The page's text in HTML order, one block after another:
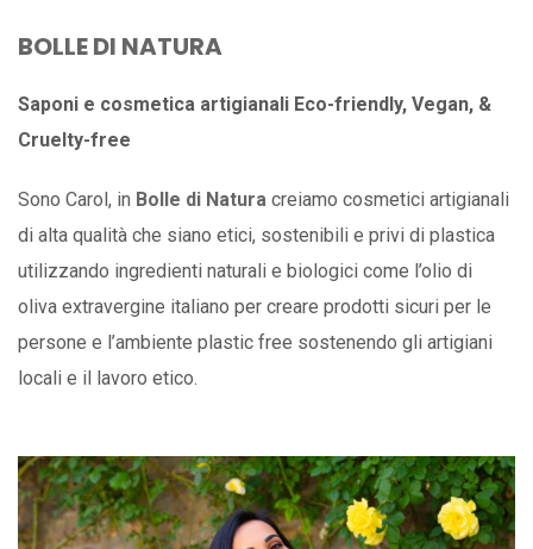
BOLLE DI NATURA
Saponi e cosmetica artigianali Eco-friendly, Vegan, &
Cruelty-free
Sono Carol, in Bolle di Natura creiamo cosmetici artigianali
di alta qualità che siano etici, sostenibili e privi di plastica
utilizzando ingredienti naturali e biologici come l’olio di
oliva extravergine italiano per creare prodotti sicuri per le
persone e l’ambiente plastic free sostenendo gli artigiani
locali e il lavoro etico.